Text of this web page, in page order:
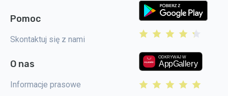
Pomoc
Skontaktuj się z nami
O nas
Informacje prasowe